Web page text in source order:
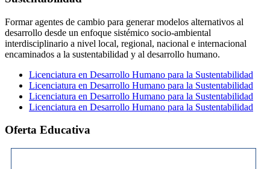
Formar agentes de cambio para generar modelos alternativos al
desarrollo desde un enfoque sistémico socio-ambiental
interdisciplinario a nivel local, regional, nacional e internacional
encaminados a la sustentabilidad y al desarrollo humano.
Licenciatura en Desarrollo Humano para la Sustentabilidad
Licenciatura en Desarrollo Humano para la Sustentabilidad
Licenciatura en Desarrollo Humano para la Sustentabilidad
Licenciatura en Desarrollo Humano para la Sustentabilidad
Oferta Educativa